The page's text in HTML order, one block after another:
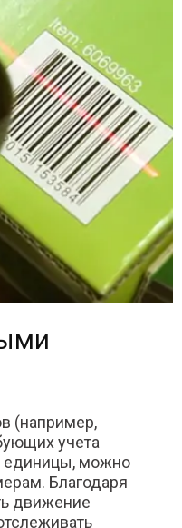
(например,
учета
единицы, можно
Благодаря
движение